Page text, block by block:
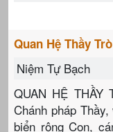
Quan Hệ Thầy Trò
Niệm Tự Bạch
QUAN HỆ THẦY
Chánh pháp
biển rộng Con,